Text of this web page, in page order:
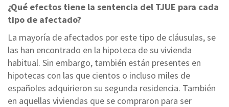
¿Qué efectos tiene la sentencia del TJUE para cada
tipo de afectado?
La mayoría de afectados por este tipo de cláusulas, se
las han encontrado en la hipoteca de su vivienda
habitual. Sin embargo, también están presentes en
hipotecas con las que cientos o incluso miles de
españoles adquirieron su segunda residencia. También
en aquellas viviendas que se compraron para ser